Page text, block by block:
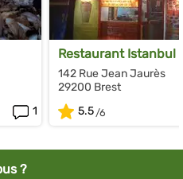
1
Restaurant Istanbul
142 Rue Jean Jaurès
29200 Brest
5.5
?